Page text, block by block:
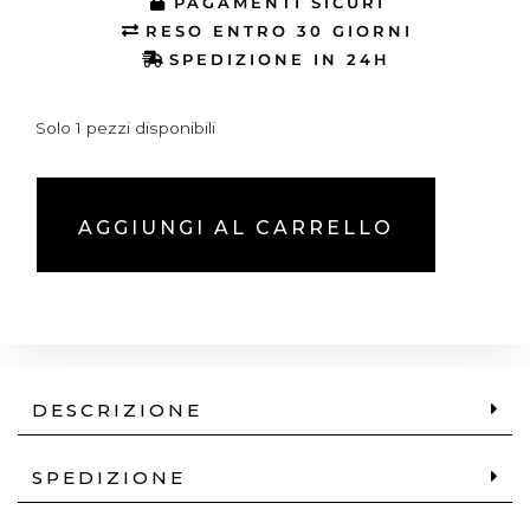
RESO ENTRO 30 GIORNI
SPEDIZIONE IN 24H
Solo 1 pezzi disponibili
AGGIUNGI AL CARRELLO
DESCRIZIONE
SPEDIZIONE